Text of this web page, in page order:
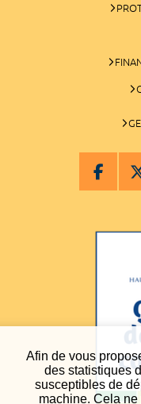
Afin de vous
des statistiques
susceptibles de
machine. Cela